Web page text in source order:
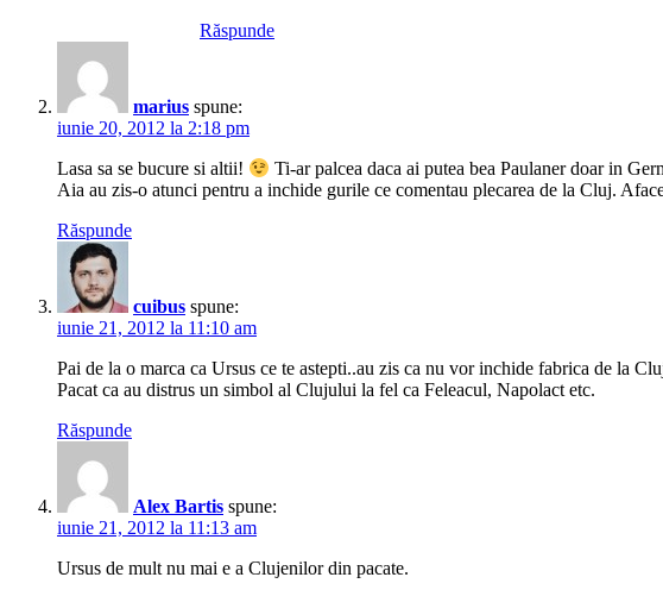
Răspunde
marius spune:
iunie 20, 2012 la 2:18 pm
Lasa sa se bucure si altii!
Ti-ar palcea daca ai putea bea Paulaner doar in
Aia au zis-o atunci pentru a inchide gurile ce comentau plecarea de la Cluj.
Răspunde
cuibus spune:
iunie 21, 2012 la 11:10 am
Pai de la o marca ca Ursus ce te astepti..au zis ca nu vor inchide fabrica de la
Pacat ca au distrus un simbol al Clujului la fel ca Feleacul, Napolact etc.
Răspunde
Alex Bartis spune:
iunie 21, 2012 la 11:13 am
Ursus de mult nu mai e a Clujenilor din pacate.